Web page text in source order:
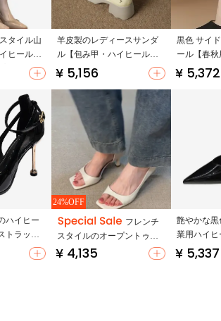
タイル山
ヒール
・穏やか
羊皮製のレディースサンダ
ル【包み甲・ハイヒール・
ローマスタイル・透かしデ
¥ 5,156
黒色 サイ
ール【春
セクシー
¥ 5,372
ハイヒー
トラップ
ドトゥ・
24%OFF
フレンチ
スタイルのオープントゥハ
イヒールサンダル【細いヒ
¥ 4,135
艶やかな
業用ハイヒ
スプリン
尖ったト
¥ 5,337